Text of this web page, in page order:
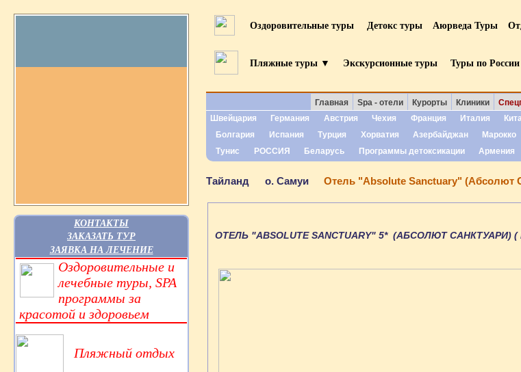
КОНТАКТЫ
ЗАКАЗАТЬ ТУР
ЗАЯВКА НА ЛЕЧЕНИЕ
Оздоровительные и
лечебные туры, SPA
программы за
красотой и здоровьем
Пляжный отдых
Оздоровительные туры Детокс туры Аюрведа Туры
Пляжные туры ▼ Экскурсионные туры Туры по России
Главная Spa - отели Курорты Клиники
Швейцария
Германия Австрия Чехия Франция Италия
Болгария
Испания Турция Хорватия Азербайджан Марокко
Тунис
РОССИЯ Беларусь Программы детоксикации Армения
Тайланд о. Самуи Отель "Absolute Sanctuary" (Абсолют
ОТЕЛЬ "ABSOLUTE SANCTUARY" 5* (АБСОЛЮТ САНКТУАРИ)